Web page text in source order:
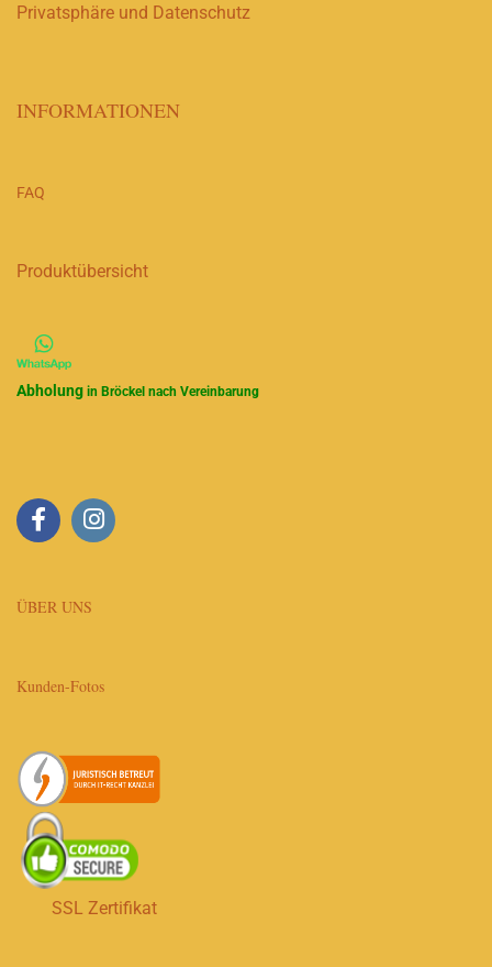
Privatsphäre und Datenschutz
INFORMATIONEN
FAQ
Produktübersicht
Abholung in Bröckel nach Vereinbarung
ÜBER UNS
Kunden-Fotos
SSL Zertifikat